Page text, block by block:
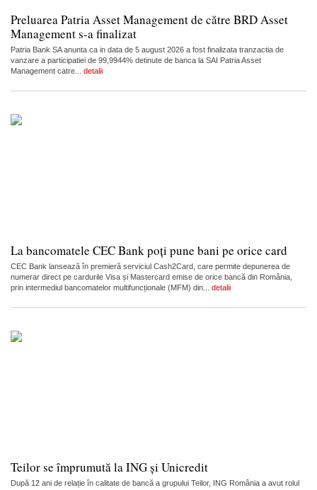
Preluarea Patria Asset Management de către BRD Asset
Management s-a finalizat
Patria Bank SA anunta ca in data de 5 august 2026 a fost finalizata tranzactia de
vanzare a participatiei de 99,9944% detinute de banca la SAI Patria Asset
Management catre... detalii
La bancomatele CEC Bank poți pune bani pe orice card
CEC Bank lansează în premieră serviciul Cash2Card, care permite depunerea de
numerar direct pe cardurile Visa și Mastercard emise de orice bancă din România,
prin intermediul bancomatelor multifuncționale (MFM) din... detalii
Teilor se împrumută la ING și Unicredit
După 12 ani de relație în calitate de bancă a grupului Teilor, ING România a avut rolul